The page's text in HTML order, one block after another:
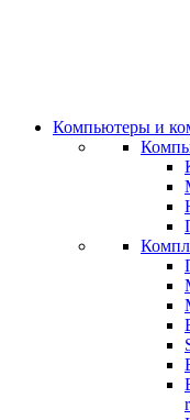
Компьютеры и